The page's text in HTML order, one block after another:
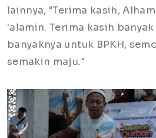
lainnya, "Terima kasih,
'alamin. Terima kasih
banyaknya untuk BPKH,
semakin maju."